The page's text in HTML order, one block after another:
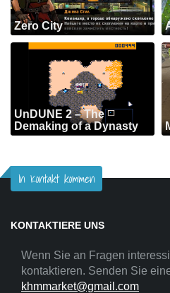
Zero City
UnDUNE 2 – The
Demaking of a Dynasty
In Kontakt kommen
KONTAKTIERE UNS
Wenn Sie an Fragen
kontaktieren. Senden Sie
khmmarket@gmail.com